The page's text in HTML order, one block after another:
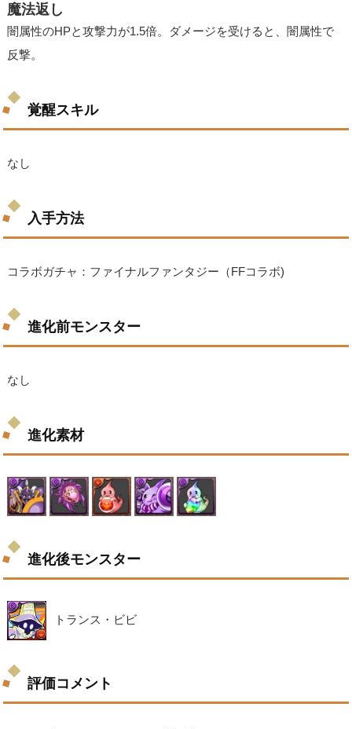
魔法返し
闇属性のHPと攻撃力が1.5倍。ダメージを受けると、闇属性で
反撃。
覚醒スキル
なし
入手方法
コラボガチャ：ファイナルファンタジー（FFコラボ)
進化前モンスター
なし
進化素材
進化後モンスター
トランス・ビビ
評価コメント